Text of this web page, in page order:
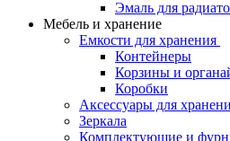
Эмаль для
Мебель и хранение
Емкости для хранения
Контейнеры
Корзины и
Коробки
Аксессуары для
Зеркала
Комплектующие и